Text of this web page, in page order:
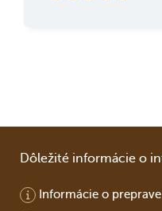
Dôležité informácie o
Informácie o preprave